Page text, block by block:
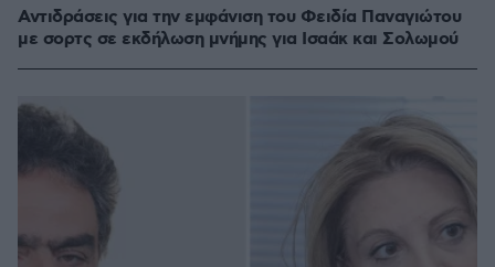
Αντιδράσεις για την εμφάνιση του Φειδία Παναγιώτου
με σορτς σε εκδήλωση μνήμης για Ισαάκ και Σολωμού